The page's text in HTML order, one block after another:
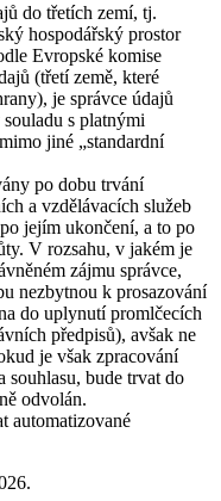
do třetích zemí, tj.
hospodářský prostor
Evropské komise
(třetí země, které
je správce údajů
s platnými
jiné „standardní
po dobu trvání
a vzdělávacích služeb
jejím ukončení, a to po
V rozsahu, v jakém je
zájmu správce,
nezbytnou k prosazování
do uplynutí promlčecích
předpisů), avšak ne
je však zpracování
souhlasu, bude trvat do
odvolán.
automatizované